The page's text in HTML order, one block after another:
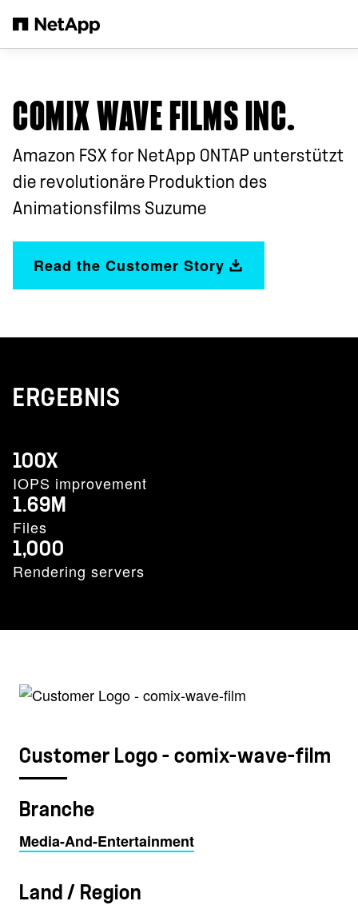
COMIX WAVE FILMS INC.
Amazon FSX for NetApp ONTAP unterstützt
die revolutionäre Produktion des
Animationsfilms Suzume
Read the Customer Story
ERGEBNIS
100X
IOPS improvement
1.69M
Files
1,000
Rendering servers
Customer Logo - comix-wave-film
Branche
Media-And-Entertainment
Land / Region